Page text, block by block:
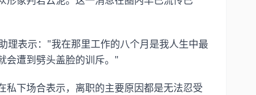
理表示："我在那里工作的八个月是我人生中最
会遭到劈头盖脸的训斥。"
下场合表示，离职的主要原因都是无法忍受